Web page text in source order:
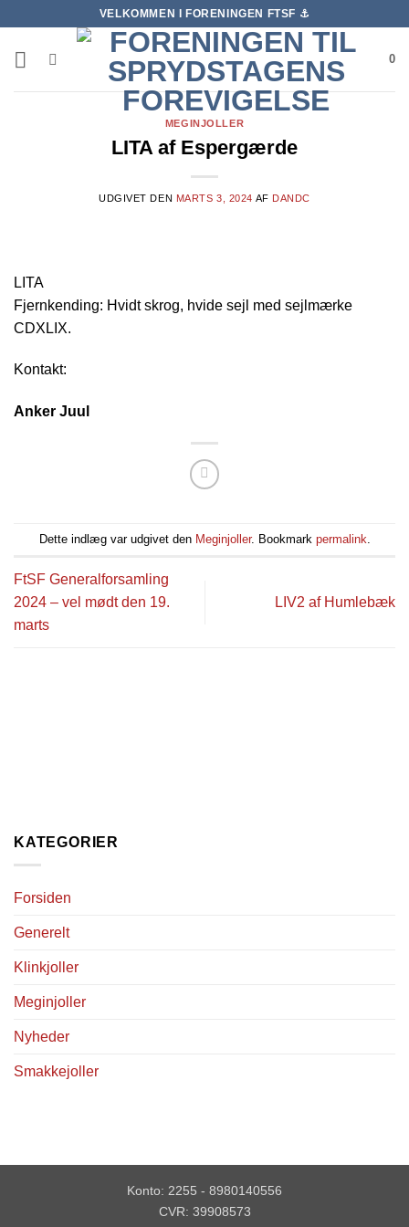
indhold
VELKOMMEN I FORENINGEN FTSF ⚓️
0
MEGINJOLLER
LITA af Espergærde
UDGIVET DEN MARTS 3, 2024 AF DANDC
LITA
Fjernkending: Hvidt skrog, hvide sejl med sejlmærke
CDXLIX.
Kontakt:
Anker Juul
Dette indlæg var udgivet den Meginjoller. Bookmark permalink
FtSF Generalforsamling
2024 – vel mødt den 19.
marts
LIV2 af Humlebæk
KATEGORIER
Forsiden
Generelt
Klinkjoller
Meginjoller
Nyheder
Smakkejoller
Konto: 2255 - 8980140556
CVR: 39908573